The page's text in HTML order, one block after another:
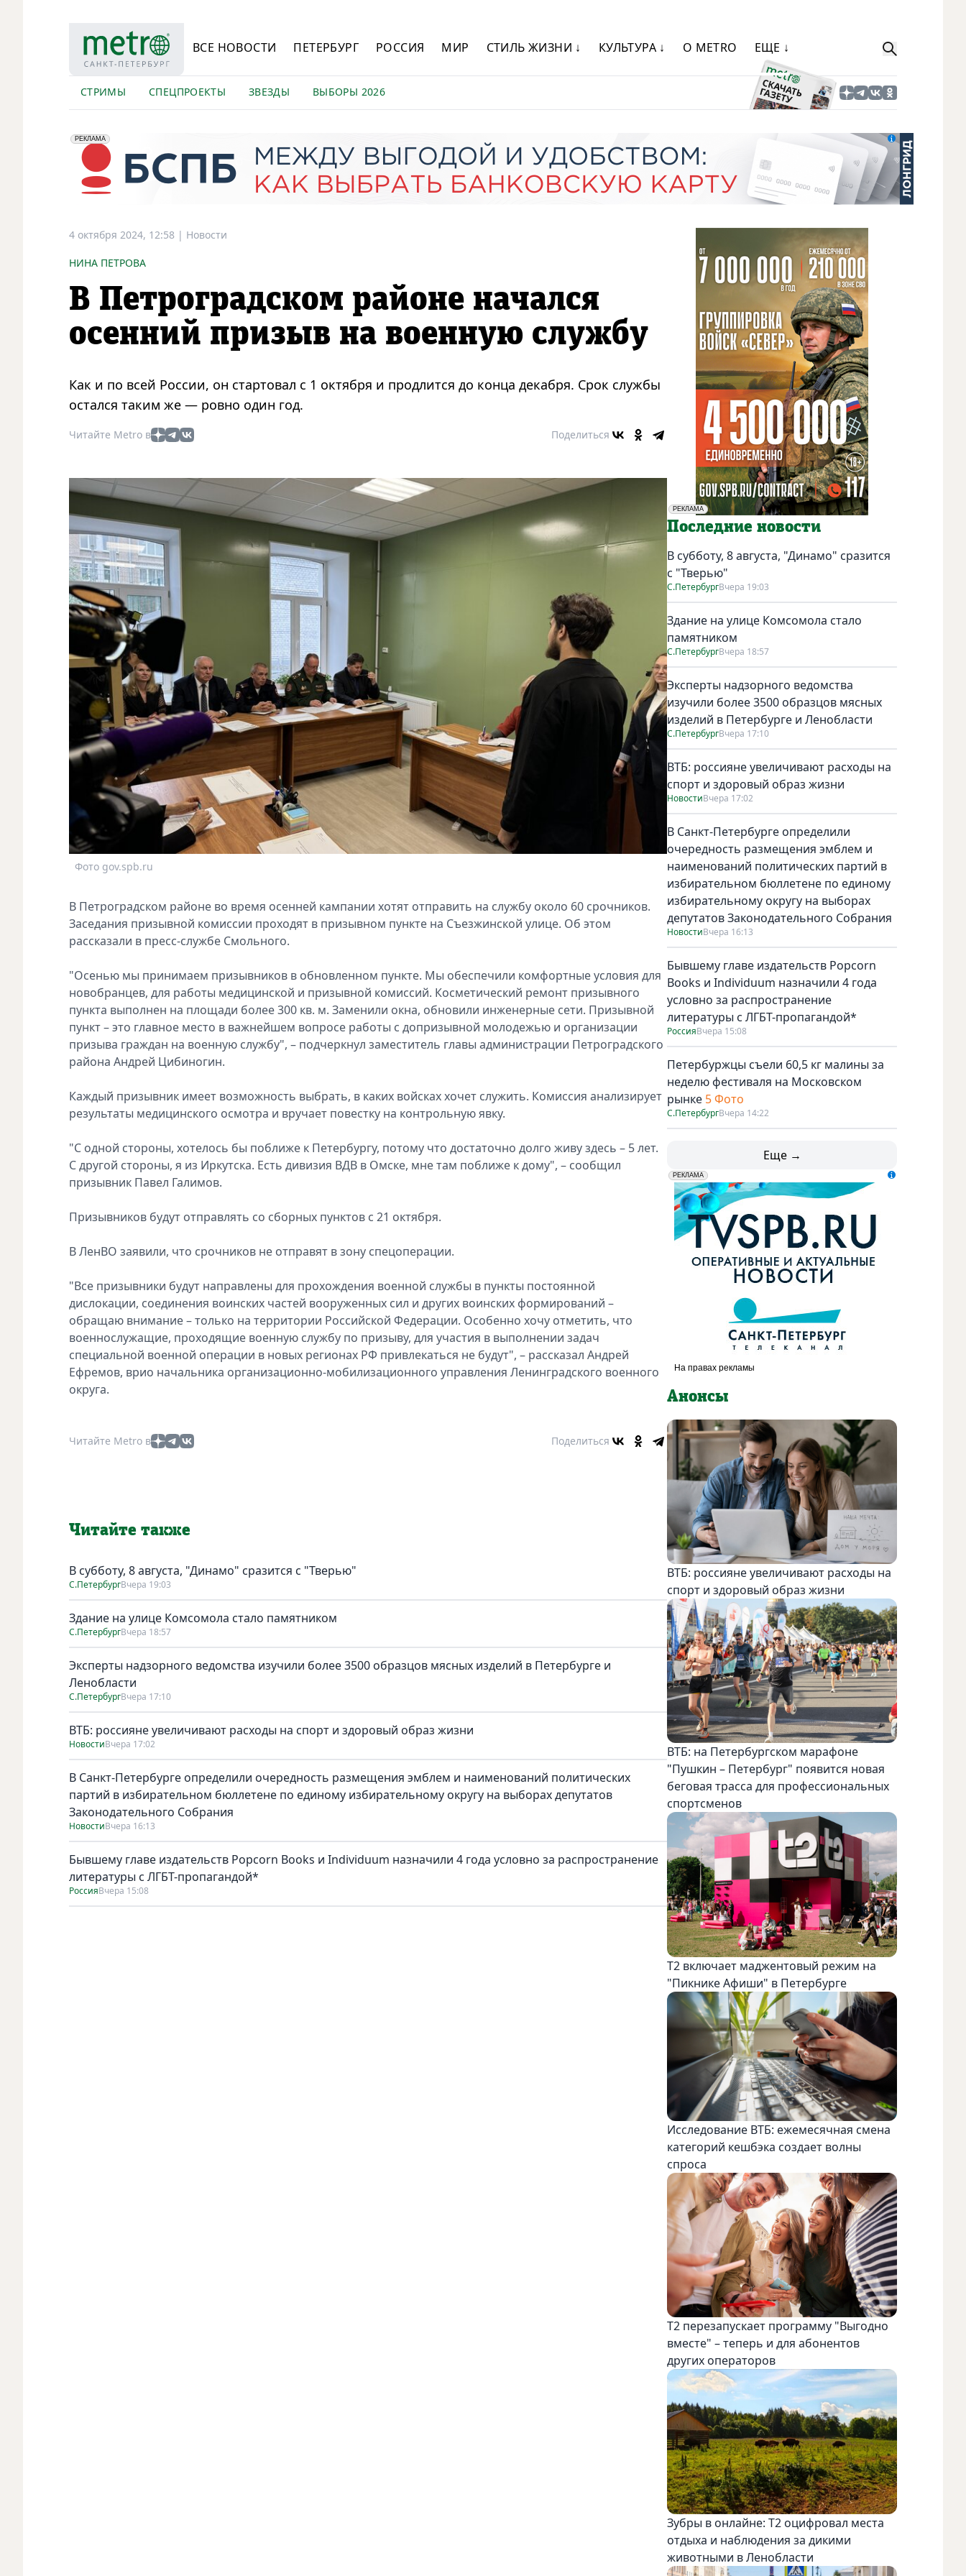
ВСЕ НОВОСТИ ПЕТЕРБУРГ РОССИЯ МИР СТИЛЬ ЖИЗНИ ↓ КУЛЬТУРА ↓ О METRO ЕЩЕ ↓
СТРИМЫ СПЕЦПРОЕКТЫ ЗВЕЗДЫ ВЫБОРЫ 2026
erid: 2VfnxyFybV5
РЕКЛАМА
ПАО "Банк "Санкт-Петербург", ИНН: 7831000027
4 октября 2024, 12:58 | Новости
НИНА ПЕТРОВА
В Петроградском районе начался
осенний призыв на военную службу
Как и по всей России, он стартовал с 1 октября и продлится до конца декабря. Срок службы
остался таким же — ровно один год.
Читайте Metro в Поделиться
Фото gov.spb.ru
В Петроградском районе во время осенней кампании хотят отправить на службу около 60 срочников.
Заседания призывной комиссии проходят в призывном пункте на Съезжинской улице. Об этом
рассказали в пресс-службе Смольного.
"Осенью мы принимаем призывников в обновленном пункте. Мы обеспечили комфортные условия для
новобранцев, для работы медицинской и призывной комиссий. Косметический ремонт призывного
пункта выполнен на площади более 300 кв. м. Заменили окна, обновили инженерные сети. Призывной
пункт – это главное место в важнейшем вопросе работы с допризывной молодежью и организации
призыва граждан на военную службу", – подчеркнул заместитель главы администрации Петроградского
района Андрей Цибиногин.
Каждый призывник имеет возможность выбрать, в каких войсках хочет служить. Комиссия анализирует
результаты медицинского осмотра и вручает повестку на контрольную явку.
"С одной стороны, хотелось бы поближе к Петербургу, потому что достаточно долго живу здесь – 5 лет.
С другой стороны, я из Иркутска. Есть дивизия ВДВ в Омске, мне там поближе к дому", – сообщил
призывник Павел Галимов.
Призывников будут отправлять со сборных пунктов с 21 октября.
В ЛенВО заявили, что срочников не отправят в зону спецоперации.
"Все призывники будут направлены для прохождения военной службы в пункты постоянной
дислокации, соединения воинских частей вооруженных сил и других воинских формирований –
обращаю внимание – только на территории Российской Федерации. Особенно хочу отметить, что
военнослужащие, проходящие военную службу по призыву, для участия в выполнении задач
специальной военной операции в новых регионах РФ привлекаться не будут", – рассказал Андрей
Ефремов, врио начальника организационно-мобилизационного управления Ленинградского военного
округа.
Читайте Metro в Поделиться
Читайте также
В субботу, 8 августа, "Динамо" сразится с "Тверью"
С.ПетербургВчера 19:03
Здание на улице Комсомола стало памятником
С.ПетербургВчера 18:57
Эксперты надзорного ведомства изучили более 3500 образцов мясных изделий в Петербурге и
Ленобласти
С.ПетербургВчера 17:10
ВТБ: россияне увеличивают расходы на спорт и здоровый образ жизни
НовостиВчера 17:02
В Санкт-Петербурге определили очередность размещения эмблем и наименований политических
партий в избирательном бюллетене по единому избирательному округу на выборах депутатов
Законодательного Собрания
НовостиВчера 16:13
Бывшему главе издательств Popcorn Books и Individuum назначили 4 года условно за распространение
литературы с ЛГБТ-пропагандой*
РоссияВчера 15:08
РЕКЛАМА
Социальная реклама
Последние новости
В субботу, 8 августа, "Динамо" сразится
с "Тверью"
С.ПетербургВчера 19:03
Здание на улице Комсомола стало
памятником
С.ПетербургВчера 18:57
Эксперты надзорного ведомства
изучили более 3500 образцов мясных
изделий в Петербурге и Ленобласти
С.ПетербургВчера 17:10
ВТБ: россияне увеличивают расходы на
спорт и здоровый образ жизни
НовостиВчера 17:02
В Санкт-Петербурге определили
очередность размещения эмблем и
наименований политических партий в
избирательном бюллетене по единому
избирательному округу на выборах
депутатов Законодательного Собрания
НовостиВчера 16:13
Бывшему главе издательств Popcorn
Books и Individuum назначили 4 года
условно за распространение
литературы с ЛГБТ-пропагандой*
РоссияВчера 15:08
Петербуржцы съели 60,5 кг малины за
неделю фестиваля на Московском
рынке 5 Фото
С.ПетербургВчера 14:22
Еще →
erid: LdtCK5udn
РЕКЛАМА
АО "ГАТР", ИНН: 7841320717
Анонсы
ВТБ: россияне увеличивают расходы на
спорт и здоровый образ жизни
ВТБ: на Петербургском марафоне
"Пушкин – Петербург" появится новая
беговая трасса для профессиональных
спортсменов
Т2 включает маджентовый режим на
"Пикнике Афиши" в Петербурге
Исследование ВТБ: ежемесячная смена
категорий кешбэка создает волны
спроса
Т2 перезапускает программу "Выгодно
вместе" – теперь и для абонентов
других операторов
Зубры в онлайне: Т2 оцифровал места
отдыха и наблюдения за дикими
животными в Ленобласти